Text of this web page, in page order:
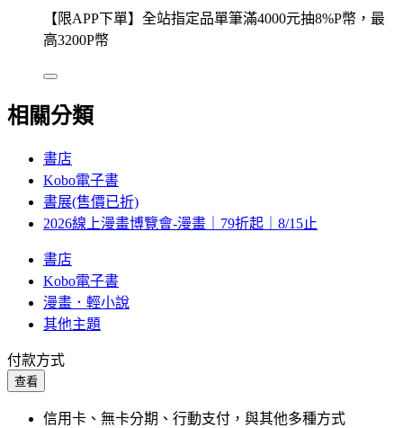
【限APP下單】全站指定品單筆滿4000元抽8%P幣，最
高3200P幣
相關分類
書店
Kobo電子書
書展(售價已折)
2026線上漫畫博覽會-漫畫｜79折起｜8/15止
書店
Kobo電子書
漫畫．輕小說
其他主題
付款方式
查看
信用卡、無卡分期、行動支付，與其他多種方式